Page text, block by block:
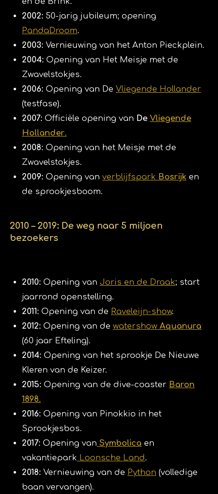
2002: 50-jarig jubileum; opening
PandaDroom.
2003: Vernieuwing van het Anton Pieckplein.
2004: Opening van Het Meisje met de
Zwavelstokjes.
2006: Opening van De Vliegende Hollander
(testfase).
2007: Officiële opening van De Vliegende
Hollander.
2008: Opening van het Meisje met de
Zwavelstokjes.
2009: Opening van verblijfspark Bosrijk en
de sprookjesboom.
2010 – 2019: De weg naar 5 miljoen
bezoekers
2010: Opening van Joris en de Draak; start
jaarrond openstelling.
2011: Opening van de Raveleijn-show.
2012: Opening van de watershow Aquanura
(60 jaar Efteling).
2014: Opening van het sprookje De Nieuwe
Kleren van de Keizer.
2015: Opening van de dive-coaster Baron
1898.
2016: Opening van Pinokkio in het
Sprookjesbos.
2017: Opening van Symbolica en
vakantiepark Loonsche Land.
2018: Vernieuwing van de Python (volledige
baan vervangen).